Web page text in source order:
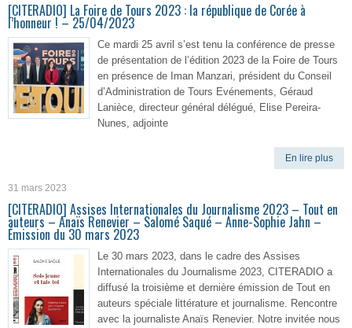
[CITERADIO] La Foire de Tours 2023 : la république de Corée à
l’honneur ! – 25/04/2023
Ce mardi 25 avril s’est tenu la conférence de presse
de présentation de l’édition 2023 de la Foire de Tours
en présence de Iman Manzari, président du Conseil
d’Administration de Tours Evénements, Géraud
Lanièce, directeur général délégué, Elise Pereira-
Nunes, adjointe
En lire plus
31 mars 2023
[CITERADIO] Assises Internationales du Journalisme 2023 – Tout en
auteurs – Anaïs Renevier – Salomé Saqué – Anne-Sophie Jahn –
Émission du 30 mars 2023
Le 30 mars 2023, dans le cadre des Assises
Internationales du Journalisme 2023, CITERADIO a
diffusé la troisième et dernière émission de Tout en
auteurs spéciale littérature et journalisme. Rencontre
avec la journaliste Anaïs Renevier. Notre invitée nous